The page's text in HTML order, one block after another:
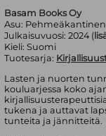
Basam Books Oy
Asu:
Julkaisuvuosi:2024 (
Kieli:Suomi
Tuotesarja:
Lasten ja nuorten
kouluarjessa koko
tukena ja auttavat
tunteita ja jännitteitä.